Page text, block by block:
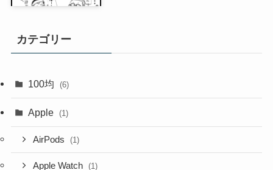
カテゴリー
100均 (6)
Apple (1)
AirPods (1)
Apple Watch (1)